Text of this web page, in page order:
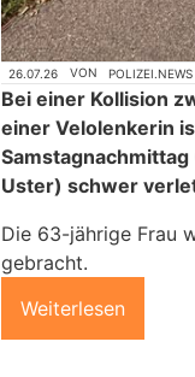
26.07.26 VON
Bei einer Kollision
einer Velolenkerin
Uster) schwer
Die 63-jährige Frau
gebracht.
Weiterlesen